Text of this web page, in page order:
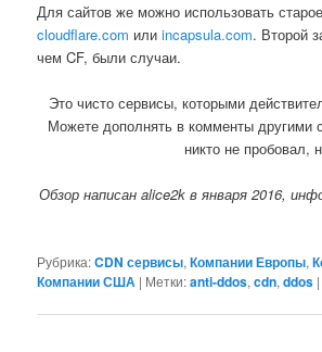
Для сайтов же можно использовать
cloudflare.com илиincapsula.com. Второй
чем CF, были случаи.
Это чисто сервисы, которыми
Можете дополнять в комменты другими
никто не пробовал,
Обзор написан alice2k в января 2016,
Рубрика:CDN сервисы,Компании Европы,
Компании США | Метки:anti-ddos,cdn,ddos